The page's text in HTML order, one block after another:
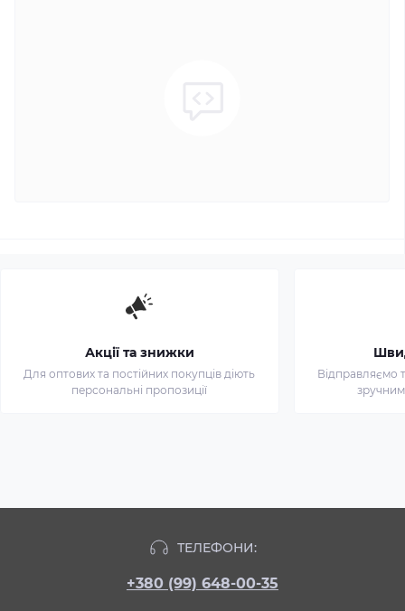
Акції та знижки
Для оптових та постійних покупців діють
персональні пропозиції
Відправляємо
ТЕЛЕФОНИ:
+380 (99) 648-00-35